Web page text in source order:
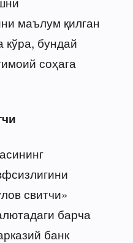
маълум қилган
кўра, бундай
соҳага
свитчи»
барча
банк